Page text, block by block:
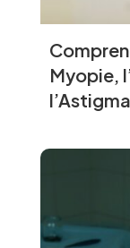
Myopie,